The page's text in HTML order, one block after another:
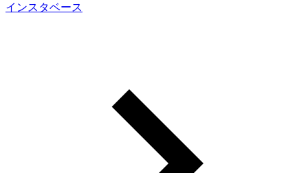
インスタベース